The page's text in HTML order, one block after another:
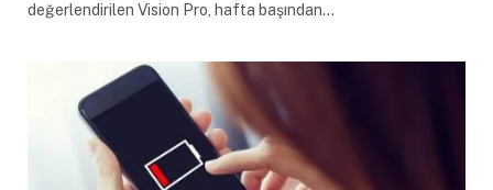
değerlendirilen Vision Pro, hafta başından…